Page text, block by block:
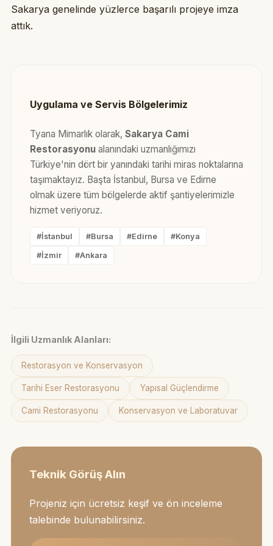
Sakarya genelinde yüzlerce başarılı projeye imza
attık.
Uygulama ve Servis Bölgelerimiz
Tyana Mimarlık olarak, Sakarya Cami
Restorasyonualanındaki uzmanlığımızı
Türkiye'nin dört bir yanındaki tarihi miras noktalarına
taşımaktayız. Başta İstanbul, Bursa ve Edirne
olmak üzere tüm bölgelerde aktif şantiyelerimizle
hizmet veriyoruz.
#İstanbul #Bursa #Edirne #Konya
#İzmir #Ankara
İlgili Uzmanlık Alanları:
Restorasyon ve Konservasyon
Tarihi Eser Restorasyonu Yapısal Güçlendirme
Cami Restorasyonu Konservasyon ve Laboratuvar
Teknik Görüş Alın
Projeniz için ücretsiz keşif ve ön inceleme
talebinde bulunabilirsiniz.